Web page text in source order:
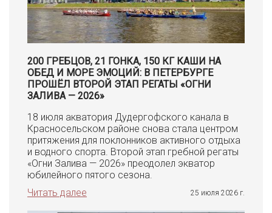
200 ГРЕБЦОВ, 21 ГОНКА, 150 КГ КАШИ НА
ОБЕД И МОРЕ ЭМОЦИЙ: В ПЕТЕРБУРГЕ
ПРОШЁЛ ВТОРОЙ ЭТАП РЕГАТЫ «ОГНИ
ЗАЛИВА — 2026»
18 июля акватория Дудергофского канала в
Красносельском районе снова стала центром
притяжения для поклонников активного отдыха
и водного спорта. Второй этап гребной регаты
«Огни Залива — 2026» преодолел экватор
юбилейного пятого сезона.
Читать далее
25 июля 2026 г.